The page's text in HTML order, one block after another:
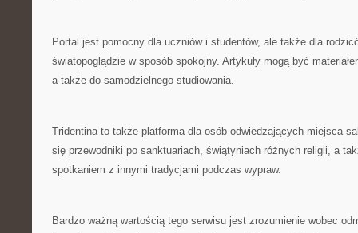
Portal jest pomocny dla uczniów i studentów, ale także dla
światopoglądzie w sposób spokojny. Artykuły mogą być
a także do samodzielnego studiowania.
Tridentina to także platforma dla osób odwiedzających miejsca
się przewodniki po sanktuariach, świątyniach różnych religii, a
spotkaniem z innymi tradycjami podczas wypraw.
Bardzo ważną wartością tego serwisu jest zrozumienie wobec